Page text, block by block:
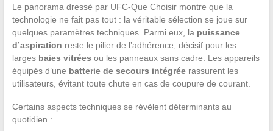
Le panorama dressé par UFC-Que Choisir montre que la
technologie ne fait pas tout : la véritable sélection se joue sur
quelques paramètres techniques. Parmi eux, la puissance
d’aspiration reste le pilier de l’adhérence, décisif pour les
larges baies vitrées ou les panneaux sans cadre. Les appareils
équipés d’une batterie de secours intégréerassurent les
utilisateurs, évitant toute chute en cas de coupure de courant.
Certains aspects techniques se révèlent déterminants au
quotidien :